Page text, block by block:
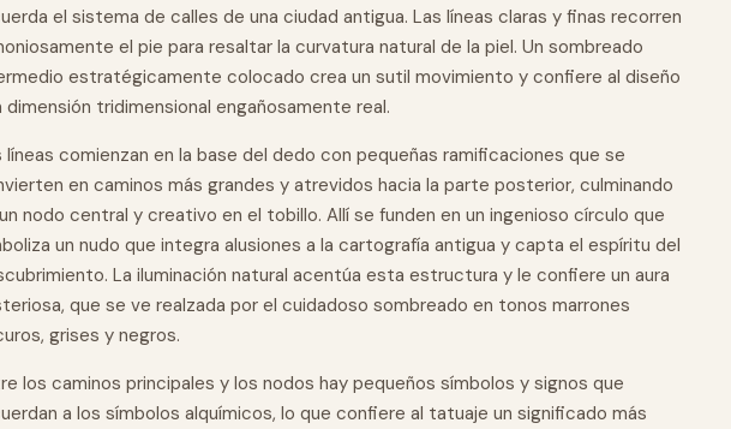
el sistema de calles de una ciudad antigua. Las líneas claras y finas recorren
el pie para resaltar la curvatura natural de la piel. Un sombreado
estratégicamente colocado crea un sutil movimiento y confiere al diseño
dimensión tridimensional engañosamente real.
líneas comienzan en la base del dedo con pequeñas ramificaciones que se
en caminos más grandes y atrevidos hacia la parte posterior, culminando
nodo central y creativo en el tobillo. Allí se funden en un ingenioso círculo que
un nudo que integra alusiones a la cartografía antigua y capta el espíritu del
La iluminación natural acentúa esta estructura y le confiere un aura
que se ve realzada por el cuidadoso sombreado en tonos marrones
grises y negros.
los caminos principales y los nodos hay pequeños símbolos y signos que
a los símbolos alquímicos, lo que confiere al tatuaje un significado más